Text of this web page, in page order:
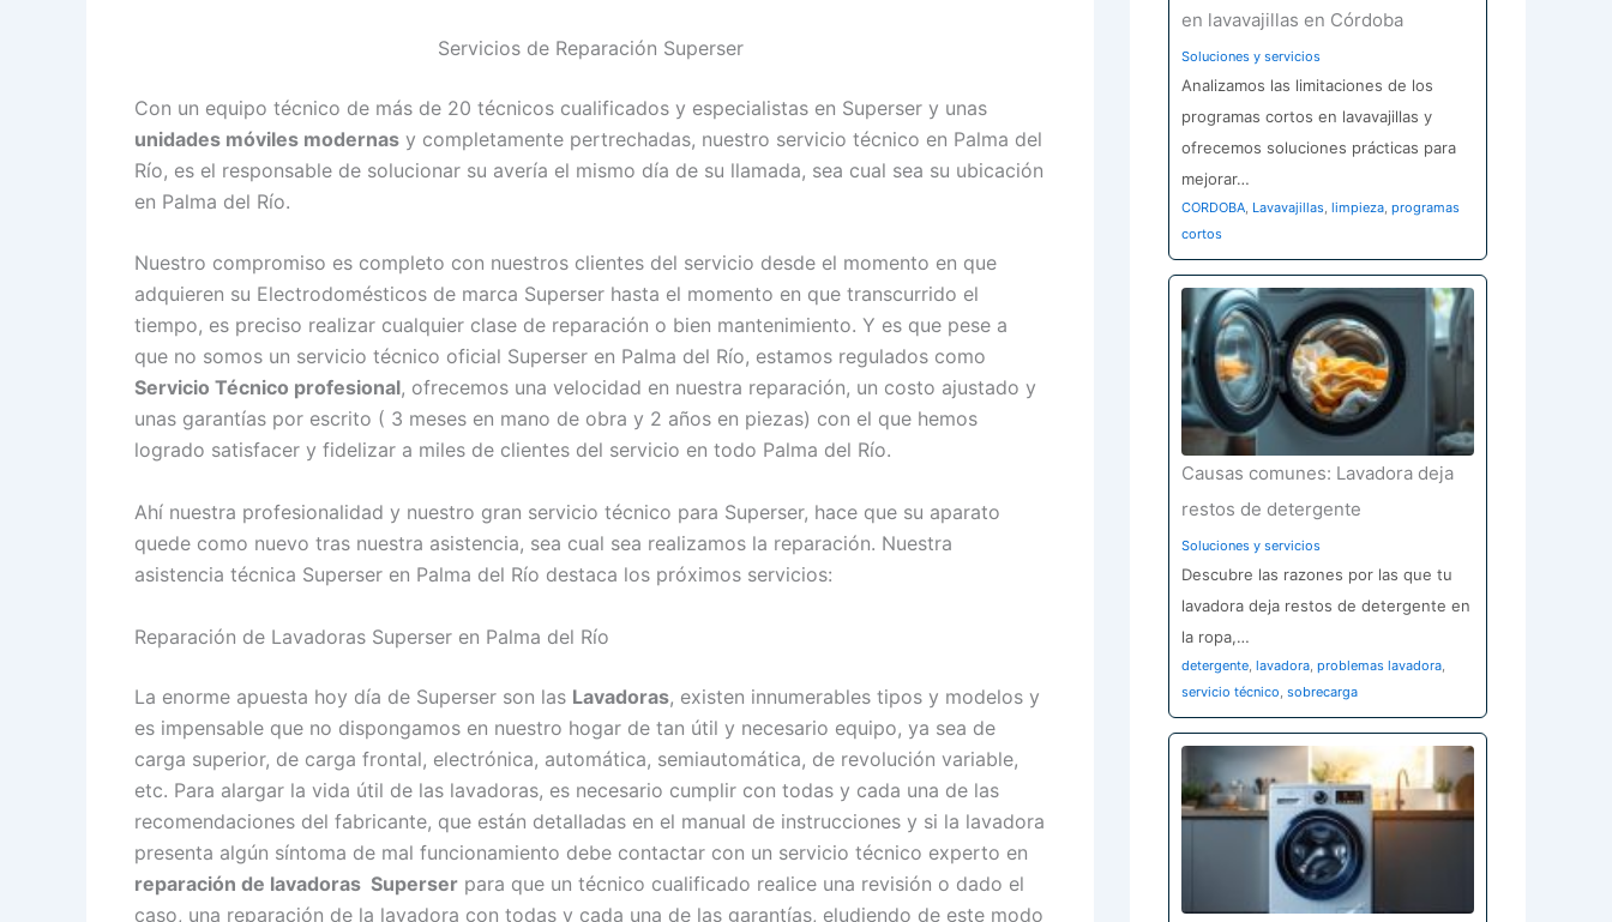
Servicios de Reparación Superser
Con un equipo técnico de más de 20 técnicos cualificados y especialistas en Superser y unas
unidades móviles modernas y completamente pertrechadas, nuestro servicio técnico en Palma del
Río, es el responsable de solucionar su avería el mismo día de su llamada, sea cual sea su ubicación
en Palma del Río.
Nuestro compromiso es completo con nuestros clientes del servicio desde el momento en que
adquieren su Electrodomésticos de marca Superser hasta el momento en que transcurrido el
tiempo, es preciso realizar cualquier clase de reparación o bien mantenimiento. Y es que pese a
que no somos un servicio técnico oficial Superser en Palma del Río, estamos regulados como
Servicio Técnico profesional, ofrecemos una velocidad en nuestra reparación, un costo ajustado y
unas garantías por escrito ( 3 meses en mano de obra y 2 años en piezas) con el que hemos
logrado satisfacer y fidelizar a miles de clientes del servicio en todo Palma del Río.
Ahí nuestra profesionalidad y nuestro gran servicio técnico para Superser, hace que su aparato
quede como nuevo tras nuestra asistencia, sea cual sea realizamos la reparación. Nuestra
asistencia técnica Superser en Palma del Río destaca los próximos servicios:
Reparación de Lavadoras Superser en Palma del Río
La enorme apuesta hoy día de Superser son las Lavadoras, existen innumerables tipos y modelos y
es impensable que no dispongamos en nuestro hogar de tan útil y necesario equipo, ya sea de
carga superior, de carga frontal, electrónica, automática, semiautomática, de revolución variable,
etc. Para alargar la vida útil de las lavadoras, es necesario cumplir con todas y cada una de las
recomendaciones del fabricante, que están detalladas en el manual de instrucciones y si la lavadora
presenta algún síntoma de mal funcionamiento debe contactar con un servicio técnico experto en
reparación de lavadoras Superser para que un técnico cualificado realice una revisión o dado el
caso, una reparación de la lavadora con todas y cada una de las garantías, eludiendo de este modo
en lavavajillas en Córdoba
Soluciones y servicios
Analizamos las limitaciones de los
programas cortos en lavavajillas y
ofrecemos soluciones prácticas para
mejorar…
CORDOBA, Lavavajillas, limpieza, programas
cortos
Causas comunes: Lavadora deja
restos de detergente
Soluciones y servicios
Descubre las razones por las que tu
lavadora deja restos de detergente en
la ropa,…
detergente, lavadora, problemas lavadora,
servicio técnico, sobrecarga